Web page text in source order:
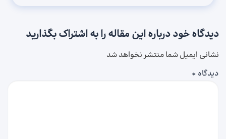
دیدگاه خود درباره این مقاله را به اشتراک بگذارید
نشانی ایمیل شما منتشر نخواهد شد
دیدگاه *